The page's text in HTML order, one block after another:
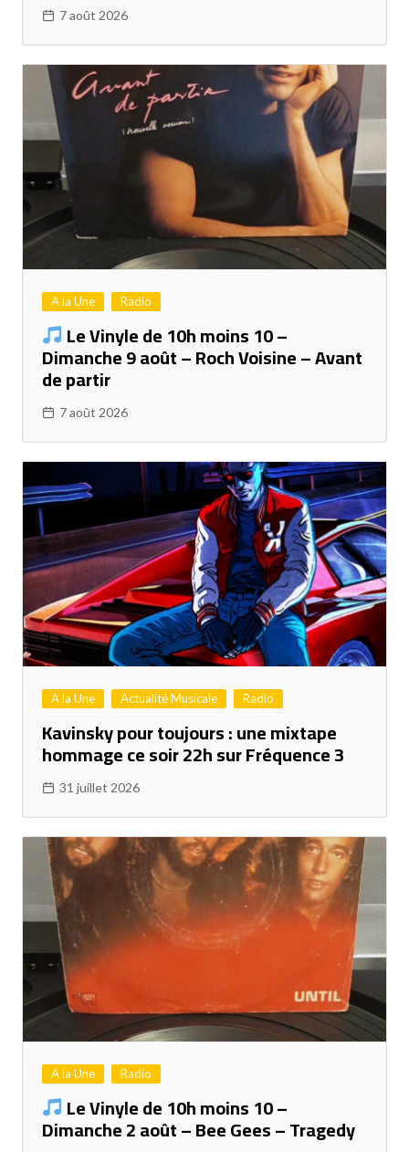
7 août 2026
A la Une Radio
Le Vinyle de 10h moins 10 –
Dimanche 9 août – Roch Voisine – Avant
de partir
7 août 2026
A la Une Actualité Musicale Radio
Kavinsky pour toujours : une mixtape
hommage ce soir 22h sur Fréquence 3
31 juillet 2026
A la Une Radio
Le Vinyle de 10h moins 10 –
Dimanche 2 août – Bee Gees – Tragedy